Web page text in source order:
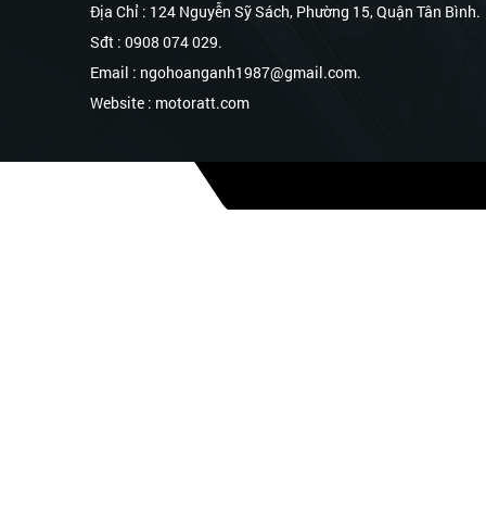
Địa Chỉ : 124 Nguyễn Sỹ Sách, Phường 15, Quận Tân Bình.
Sđt : 0908 074 029.
Email : ngohoanganh1987@gmail.com.
Website : motoratt.com